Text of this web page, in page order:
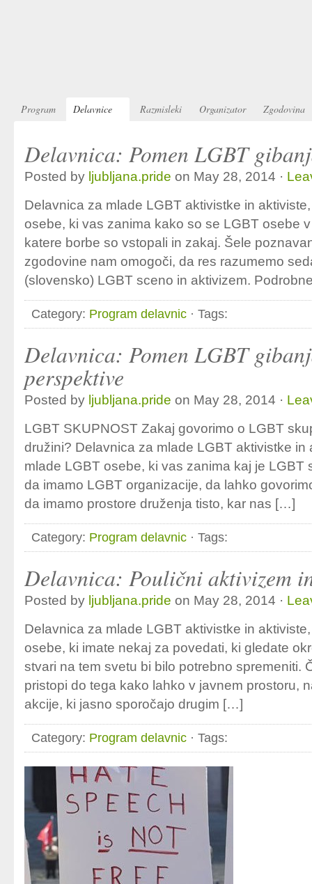
Program Delavnice Razmisleki Organizator Zgodovina
Delavnica: Pomen LGBT
Posted by ljubljana.pride on May 28, 2014 ·
Delavnica za mlade LGBT aktivistke in
osebe, ki vas zanima kako so se LGBT osebe
katere borbe so vstopali in zakaj. Šele
zgodovine nam omogoči, da res razumemo
(slovensko) LGBT sceno in aktivizem.
Category: Program delavnic · Tags:
Delavnica: Pomen LGBT
perspektive
Posted by ljubljana.pride on May 28, 2014 ·
LGBT SKUPNOST Zakaj govorimo o LGBT
družini? Delavnica za mlade LGBT aktivistke in
mlade LGBT osebe, ki vas zanima kaj je LGBT
da imamo LGBT organizacije, da lahko
da imamo prostore druženja tisto, kar nas […]
Category: Program delavnic · Tags:
Delavnica: Poulični aktivizem
Posted by ljubljana.pride on May 28, 2014 ·
Delavnica za mlade LGBT aktivistke in
osebe, ki imate nekaj za povedati, ki gledate
stvari na tem svetu bi bilo potrebno spremeniti.
pristopi do tega kako lahko v javnem prostoru,
akcije, ki jasno sporočajo drugim […]
Category: Program delavnic · Tags: